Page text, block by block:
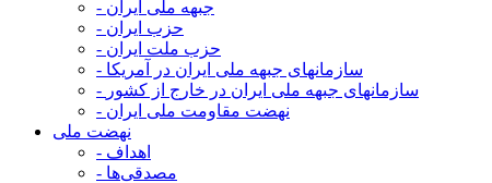
- جبهه ملی ایران
- حزب ایران
- حزب ملت ایران
- سازمانهای جبهه ملی ایران در آمریکا
- سازمانهای جبهه ملی ایران در خارج از کشور
- نهضت مقاومت ملی ایران
نهضت ملی
- اهداف
- مصدقی‌ها